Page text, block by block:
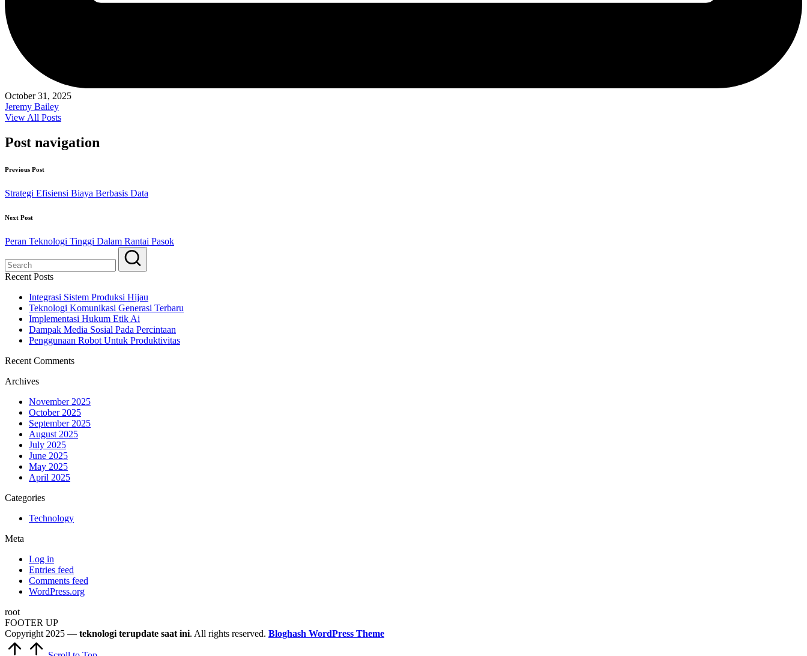
October 31, 2025
Jeremy Bailey
View All Posts
Post navigation
Previous Post
Strategi Efisiensi Biaya Berbasis Data
Next Post
Peran Teknologi Tinggi Dalam Rantai Pasok
Recent Posts
Integrasi Sistem Produksi Hijau
Teknologi Komunikasi Generasi Terbaru
Implementasi Hukum Etik Ai
Dampak Media Sosial Pada Percintaan
Penggunaan Robot Untuk Produktivitas
Recent Comments
Archives
November 2025
October 2025
September 2025
August 2025
July 2025
June 2025
May 2025
April 2025
Categories
Technology
Meta
Log in
Entries feed
Comments feed
WordPress.org
root
FOOTER UP
Copyright 2025 — teknologi terupdate saat ini. All rights reserved. Bloghash WordPress Theme